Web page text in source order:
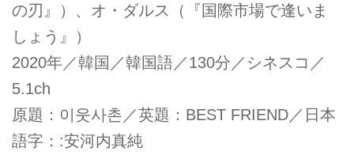
の刃』）、オ・ダルス（『国際市場で逢いま
しょう』）
2020年／韓国／韓国語／130分／シネスコ／
5.1ch
原題：이웃사촌／英題：BEST FRIEND／日本
語字：:安河内真純